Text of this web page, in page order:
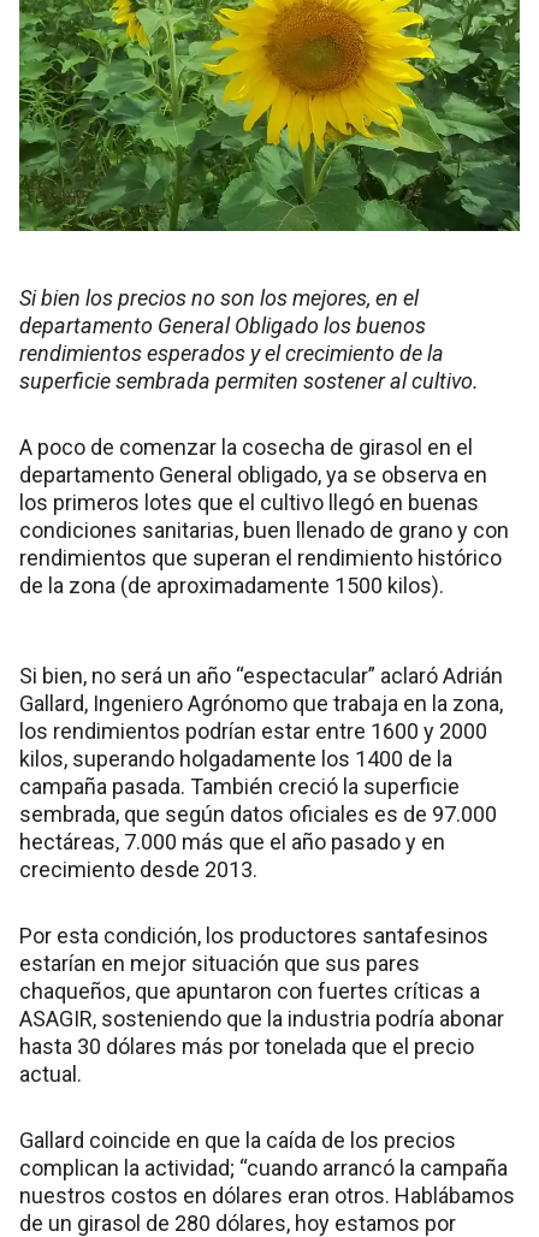
Si bien los precios no son los mejores, en el
departamento General Obligado los buenos
rendimientos esperados y el crecimiento de la
superficie sembrada permiten sostener al cultivo.
A poco de comenzar la cosecha de girasol en el
departamento General obligado, ya se observa en
los primeros lotes que el cultivo llegó en buenas
condiciones sanitarias, buen llenado de grano y con
rendimientos que superan el rendimiento histórico
de la zona (de aproximadamente 1500 kilos).
Si bien, no será un año “espectacular” aclaró Adrián
Gallard, Ingeniero Agrónomo que trabaja en la zona,
los rendimientos podrían estar entre 1600 y 2000
kilos, superando holgadamente los 1400 de la
campaña pasada. También creció la superficie
sembrada, que según datos oficiales es de 97.000
hectáreas, 7.000 más que el año pasado y en
crecimiento desde 2013.
Por esta condición, los productores santafesinos
estarían en mejor situación que sus pares
chaqueños, que apuntaron con fuertes críticas a
ASAGIR, sosteniendo que la industria podría abonar
hasta 30 dólares más por tonelada que el precio
actual.
Gallard coincide en que la caída de los precios
complican la actividad; “cuando arrancó la campaña
nuestros costos en dólares eran otros. Hablábamos
de un girasol de 280 dólares, hoy estamos por